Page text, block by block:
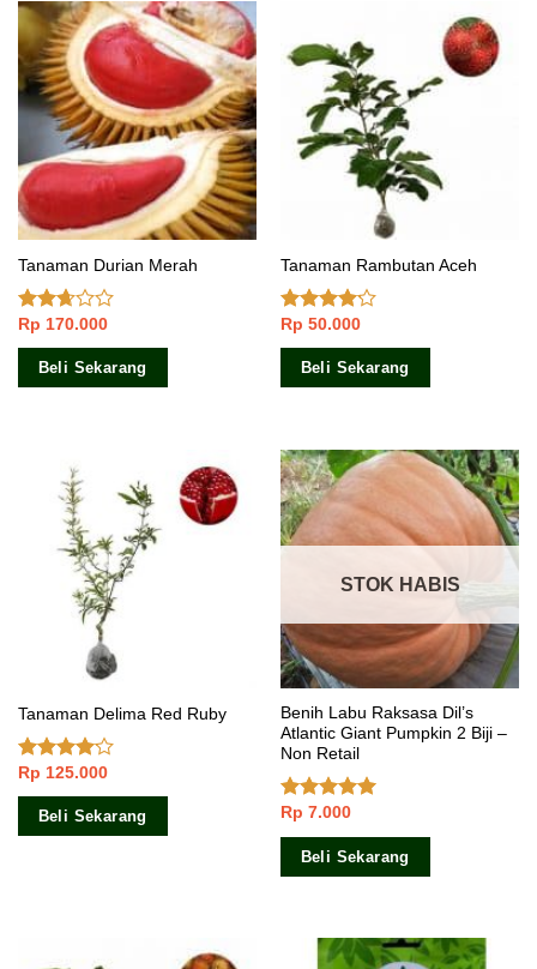
Tanaman Durian Merah
Dinilai
2.50
dari 5
Rp 170.000
Beli Sekarang
Tanaman Rambutan Aceh
Dinilai
3.89dari
Rp 50.000
Beli Sekarang
Tanaman Delima Red Ruby
Dinilai
3.86dari
Rp 125.000
Beli Sekarang
STOK HABIS
Benih Labu Raksasa Dil’s
Atlantic Giant Pumpkin 2 Biji –
Non Retail
Dinilai5.00
dari 5
Rp 7.000
Beli Sekarang